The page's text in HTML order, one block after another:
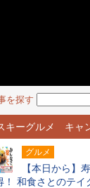
を探す
キーグルメ キャ
グルメ
【本日から】
！ 和食さとのテイ